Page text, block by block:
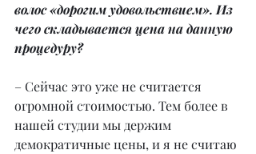
волос «дорогим удовольствием». Из
чего складывается цена на данную
процедуру?
– Сейчас это уже не считается
огромной стоимостью. Тем более в
нашей студии мы держим
демократичные цены, и я не считаю